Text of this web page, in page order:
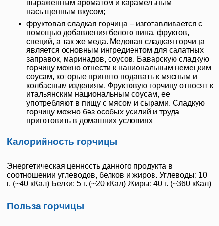
выраженным ароматом и карамельным
насыщенным вкусом;
фруктовая сладкая горчица – изготавливается с
помощью добавления белого вина, фруктов,
специй, а так же меда. Медовая сладкая горчица
является основным ингредиентом для салатных
заправок, маринадов, соусов. Баварскую сладкую
горчицу можно отнести к национальным немецким
соусам, которые принято подавать к мясным и
колбасным изделиям. Фруктовую горчицу относят к
итальянским национальным соусам, ее
употребляют в пищу с мясом и сырами. Сладкую
горчицу можно без особых усилий и труда
приготовить в домашних условиях
Калорийность горчицы
Энергетическая ценность данного продукта в
соотношении углеводов, белков и жиров. Углеводы: 10
г. (~40 кКал) Белки: 5 г. (~20 кКал) Жиры: 40 г. (~360 кКал)
Польза горчицы